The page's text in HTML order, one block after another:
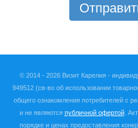
© 2014 - 2026 Визит Карелия -
949512 (св-во об использовании
общего ознакомления потребителей с
и не являются публичной офертой.
порядке и ценах предоставления